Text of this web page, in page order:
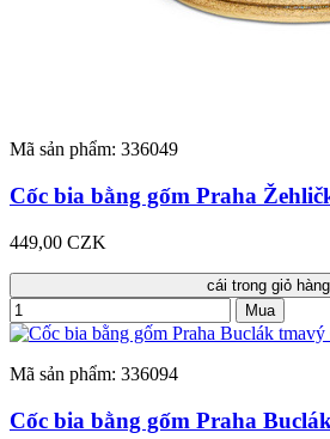
Mã sản phẩm: 336049
Cốc bia bằng gốm Praha
449,00 CZK
cái trong giỏ hàng
Mua
Mã sản phẩm: 336094
Cốc bia bằng gốm Praha